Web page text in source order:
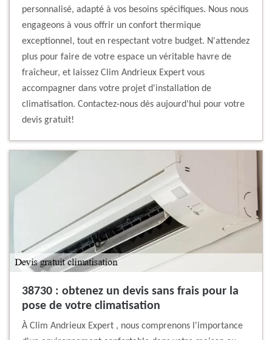
personnalisé, adapté à vos besoins spécifiques. Nous nous
engageons à vous offrir un confort thermique
exceptionnel, tout en respectant votre budget. N'attendez
plus pour faire de votre espace un véritable havre de
fraîcheur, et laissez Clim Andrieux Expert vous
accompagner dans votre projet d'installation de
climatisation. Contactez-nous dès aujourd'hui pour votre
devis gratuit!
38730 : obtenez un devis sans frais pour la
pose de votre climatisation
À Clim Andrieux Expert , nous comprenons l'importance